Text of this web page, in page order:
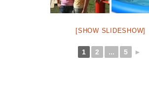
[SHOW SLIDESHOW]
1 2 ... 5 ►